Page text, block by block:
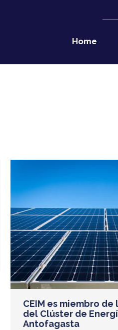
Home
CEIM es miembro
del Clúster de
Antofagasta